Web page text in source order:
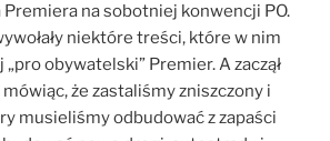
na sobotniej konwencji PO.
niektóre treści, które w nim
„pro obywatelski” Premier. A zaczął
że zastaliśmy zniszczony i
musieliśmy odbudować z zapaści